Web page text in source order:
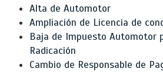
Alta de Automotor
Ampliación de Licencia de
Baja de Impuesto Automotor
Radicación
Cambio de Responsable de